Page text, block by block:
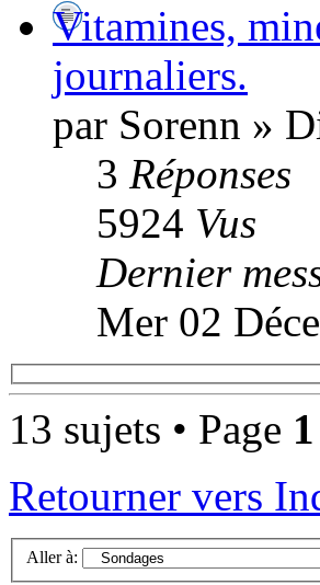
Vitamines,
journaliers.
par Sorenn »
3 Réponses
5924 Vus
Dernier
Mer 02
13 sujets • Page 1
Retourner vers
Aller à: